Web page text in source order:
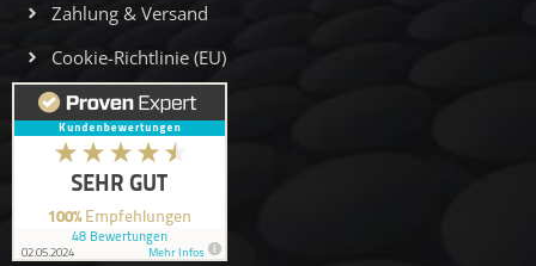
Zahlung & Versand
Cookie-Richtlinie (EU)